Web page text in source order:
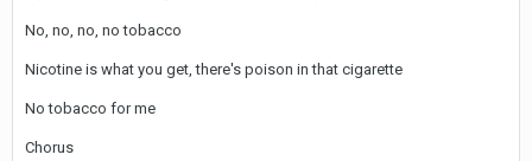
No, no, no, no tobacco
Nicotine is what you get, there's poison in that cigarette
No tobacco for me
Chorus